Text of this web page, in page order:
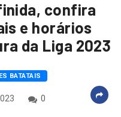
confira
e horários
da Liga 2023
BATATAIS
0